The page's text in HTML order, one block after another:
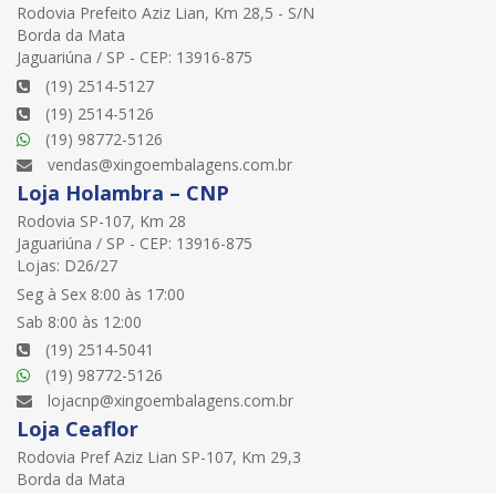
Rodovia Prefeito Aziz Lian, Km 28,5 - S/N
Borda da Mata
Jaguariúna / SP - CEP: 13916-875
(19) 2514-5127
(19) 2514-5126
(19) 98772-5126
vendas@xingoembalagens.com.br
Loja Holambra – CNP
Rodovia SP-107, Km 28
Jaguariúna / SP - CEP: 13916-875
Lojas: D26/27
Seg à Sex 8:00 às 17:00
Sab 8:00 às 12:00
(19) 2514-5041
(19) 98772-5126
lojacnp@xingoembalagens.com.br
Loja Ceaflor
Rodovia Pref Aziz Lian SP-107, Km 29,3
Borda da Mata